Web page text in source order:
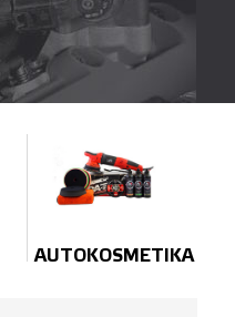
AUTOKOSMETIKA